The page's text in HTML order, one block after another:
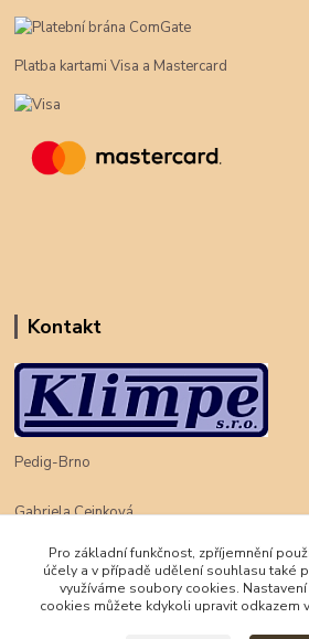
Platba kartami Visa a Mastercard
Kontakt
Pedig-Brno
Gabriela Cejnková
klimpe@klimpe.cz
Pro základní funkčnost, zpříjemnění
účely a v případě udělení souhlasu také
využíváme soubory cookies.
cookies můžete kdykoli upravit odkazem